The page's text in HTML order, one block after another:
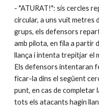
- "ATURAT!": sis cercles
circular, a uns vuit metres
grups, els defensors
amb pilota, en fila a partir
llança i intenta trepitjar el
Els defensors intentaran
ficar-la dins el següent
punt, en cas de completar
tots els atacants hagin